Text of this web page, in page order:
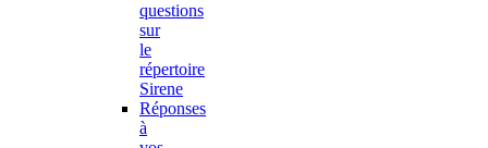
questions
sur
le
répertoire
Sirene
Réponses
à